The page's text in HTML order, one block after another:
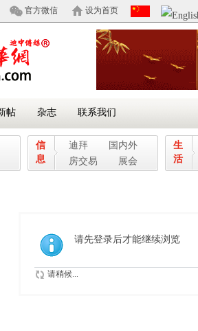
官方微信 设为首页
帖 杂志 联系我们
信
息
迪拜
国内外
房交易
展会
生
活
请先登录后才能继续浏览
请稍候...